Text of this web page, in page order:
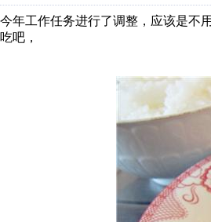
今年工作任务进行了调整，应该是不
吃吧，